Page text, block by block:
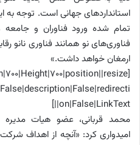
استانداردهای جهانی است. توجه
تمام شده ورود فناوران و
فناوری‌های نو همانند فناوری نانو
ارمغان خواهد داشت.»
on|False|LinkText||]
محمد قربانی، عضو هیات
امیدواری کرد: «آنچه از اهداف